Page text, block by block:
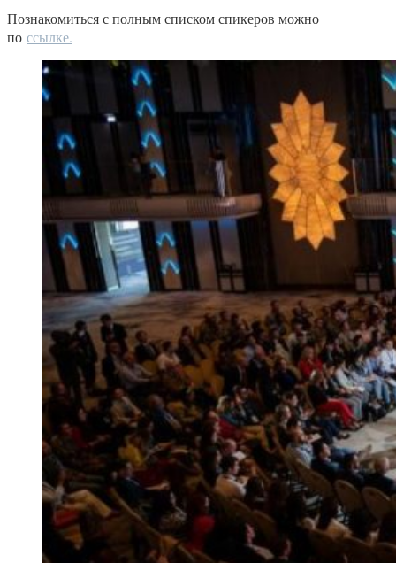
Познакомиться с полным списком спикеров можно
по ссылке.